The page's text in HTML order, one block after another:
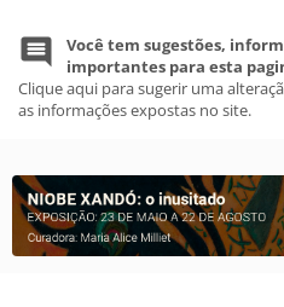
Você tem sugestões,
importantes para esta
Clique aqui para sugerir uma
as informações expostas no site.